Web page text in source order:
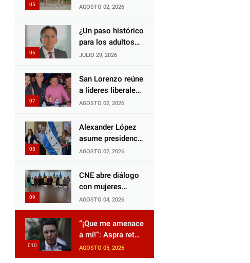
Choloma es
consolidar un
Estado que
y abandona al
inocente.
Feria Nacional
2026
AGOSTO 02, 2026
¿Un paso histórico
para los adultos
mayores?
impulsada por el
diputado Salomón
Honduras
JULIO 29, 2026
San Lorenzo reúne
a líderes liberales
en jornada de
unidad
AGOSTO 02, 2026
Alexander López
asume presidencia
del Consejo
de El Progreso
para el Censo
AGOSTO 02, 2026
CNE abre diálogo
con mujeres
políticas para
impulsar reformas
electorales
AGOSTO 04, 2026
“¡Que me amenace
a mí!”: Aspra reta
a JOH y exige que
siga tras las rejas
AGOSTO 05, 2026